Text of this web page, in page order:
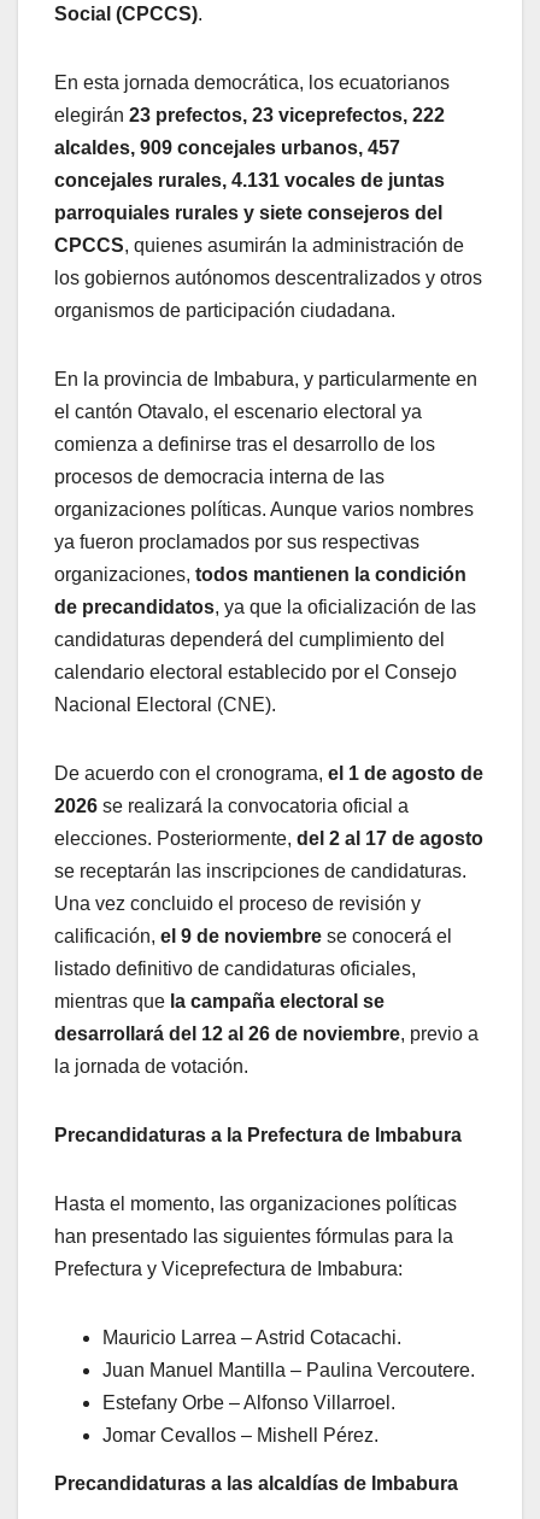
Social (CPCCS).
En esta jornada democrática, los ecuatorianos
elegirán 23 prefectos, 23 viceprefectos, 222
alcaldes, 909 concejales urbanos, 457
concejales rurales, 4.131 vocales de juntas
parroquiales rurales y siete consejeros del
CPCCS, quienes asumirán la administración de
los gobiernos autónomos descentralizados y otros
organismos de participación ciudadana.
En la provincia de Imbabura, y particularmente en
el cantón Otavalo, el escenario electoral ya
comienza a definirse tras el desarrollo de los
procesos de democracia interna de las
organizaciones políticas. Aunque varios nombres
ya fueron proclamados por sus respectivas
organizaciones, todos mantienen la condición
de precandidatos, ya que la oficialización de las
candidaturas dependerá del cumplimiento del
calendario electoral establecido por el Consejo
Nacional Electoral (CNE).
De acuerdo con el cronograma, el 1 de agosto de
2026 se realizará la convocatoria oficial a
elecciones. Posteriormente, del 2 al 17 de agosto
se receptarán las inscripciones de candidaturas.
Una vez concluido el proceso de revisión y
calificación, el 9 de noviembre se conocerá el
listado definitivo de candidaturas oficiales,
mientras que la campaña electoral se
desarrollará del 12 al 26 de noviembre, previo a
la jornada de votación.
Precandidaturas a la Prefectura de Imbabura
Hasta el momento, las organizaciones políticas
han presentado las siguientes fórmulas para la
Prefectura y Viceprefectura de Imbabura:
Mauricio Larrea – Astrid Cotacachi.
Juan Manuel Mantilla – Paulina Vercoutere.
Estefany Orbe – Alfonso Villarroel.
Jomar Cevallos – Mishell Pérez.
Precandidaturas a las alcaldías de Imbabura